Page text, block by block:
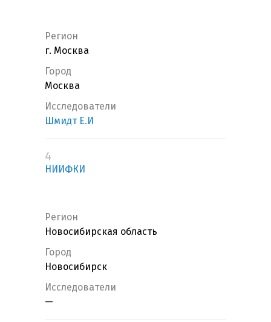
Регион
г. Москва
Город
Москва
Исследователи
Шмидт Е.И
4
НИИФКИ
Регион
Новосибирская область
Город
Новосибирск
Исследователи
—